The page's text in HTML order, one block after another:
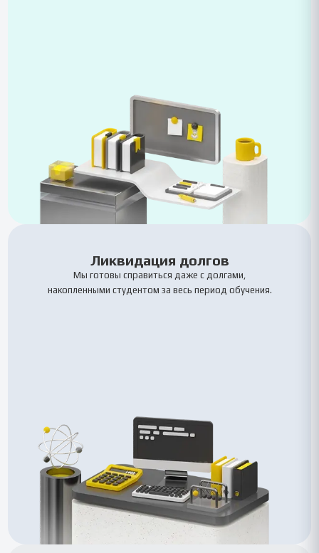
Ликвидация долгов
Мы готовы справиться даже с долгами,
накопленными студентом за весь период обучения.